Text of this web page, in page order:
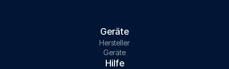
Geräte
Hersteller
Geräte
Hilfe